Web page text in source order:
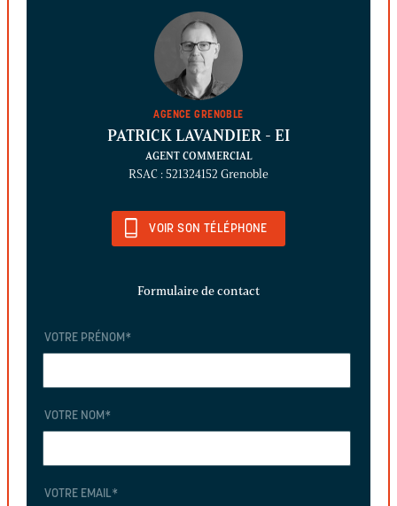
AGENCE GRENOBLE
PATRICK LAVANDIER - EI
AGENT COMMERCIAL
RSAC : 521324152 Grenoble
VOIR SON TÉLÉPHONE
Formulaire de contact
VOTRE PRÉNOM *
VOTRE NOM *
VOTRE EMAIL*